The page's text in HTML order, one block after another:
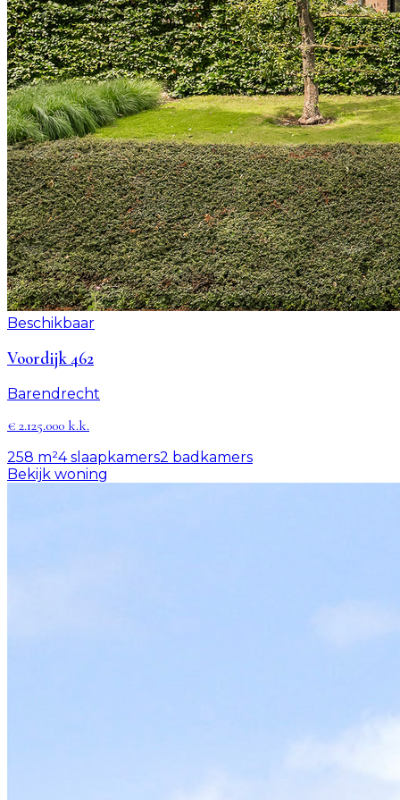
Beschikbaar
Voordijk 462
Barendrecht
€ 2.125.000 k.k.
258 m²4 slaapkamers2 badkamers
Bekijk woning